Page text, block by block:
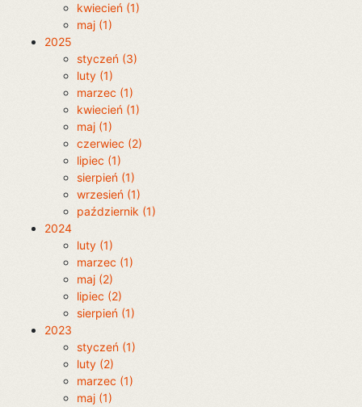
kwiecień (1)
maj (1)
2025
styczeń (3)
luty (1)
marzec (1)
kwiecień (1)
maj (1)
czerwiec (2)
lipiec (1)
sierpień (1)
wrzesień (1)
październik (1)
2024
luty (1)
marzec (1)
maj (2)
lipiec (2)
sierpień (1)
2023
styczeń (1)
luty (2)
marzec (1)
maj (1)